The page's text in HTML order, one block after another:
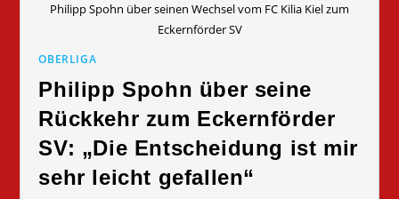
Philipp Spohn über seinen Wechsel vom FC Kilia Kiel zum
Eckernförder SV
OBERLIGA
Philipp Spohn über seine
Rückkehr zum Eckernförder
SV: „Die Entscheidung ist mir
sehr leicht gefallen“